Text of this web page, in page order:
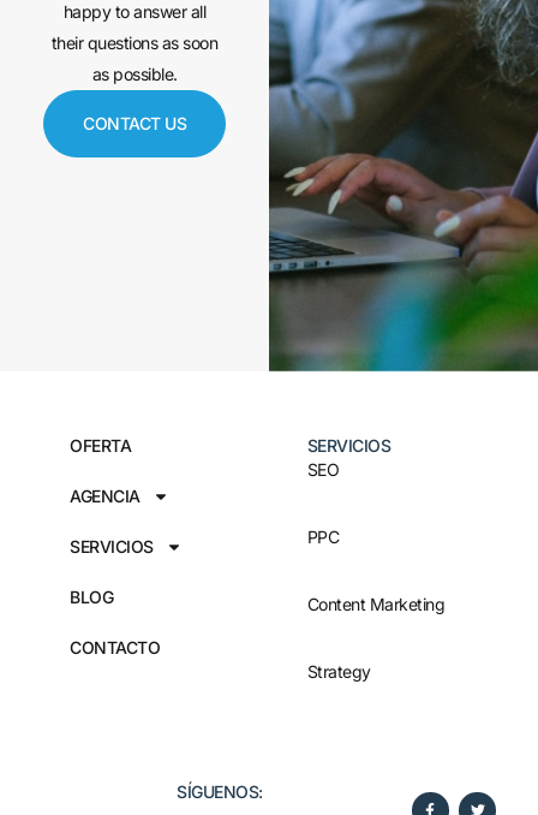
happy to answer all
their questions as soon
as possible.
CONTACT US
OFERTA
AGENCIA
SERVICIOS
BLOG
CONTACTO
SERVICIOS
SEO
PPC
Content Marketing
Strategy
SÍGUENOS:​